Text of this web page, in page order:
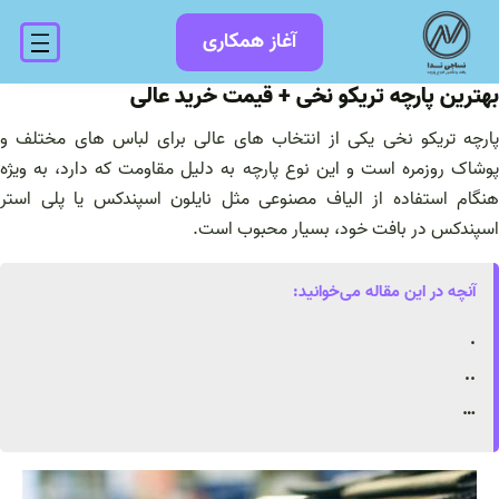
محتوا
آغاز همکاری
بهترین پارچه تریکو نخی + قیمت خرید عالی
پارچه تریکو نخی یکی از انتخاب های عالی برای لباس های مختلف و
پوشاک روزمره است و این نوع پارچه به دلیل مقاومت که دارد، به ویژه
هنگام استفاده از الیاف مصنوعی مثل نایلون اسپندکس یا پلی استر
اسپندکس در بافت خود، بسیار محبوب است.
آنچه در این مقاله می‌خوانید:
.
..
…